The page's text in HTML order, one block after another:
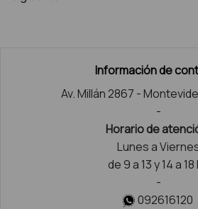
Información de
Av. Millán 2867 -
-
Horario de
Lunes a
de 9 a 13 y 14 a 18
-
092616120